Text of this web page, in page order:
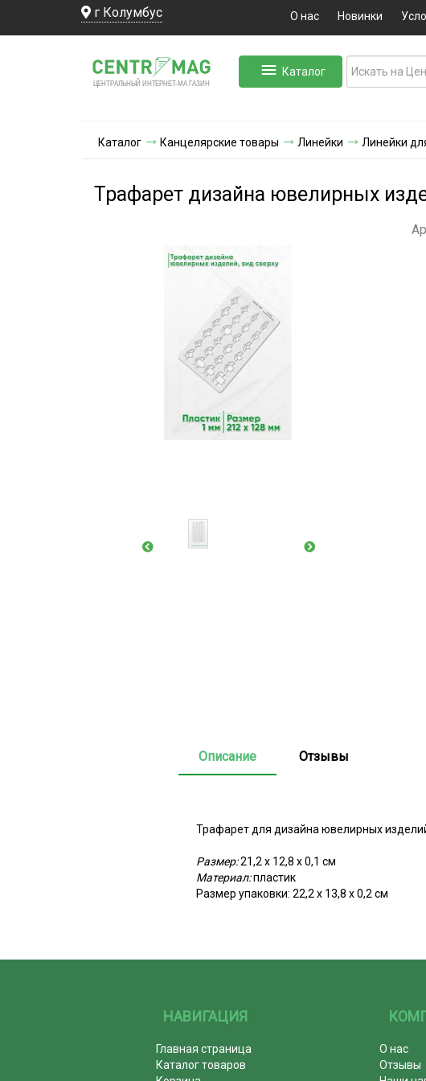
г Колумбус О нас Новинки
ЦЕНТРАЛЬНЫЙ ИНТЕРНЕТ-МА ГАЗИН
Каталог
Каталог Канцелярские товары Линейки Линейки
Трафарет дизайна ювелирных
Описание Отзывы
Трафарет для дизайна ювелирных
Размер:21,2 х 12,8 х 0,1 см
Материал:пластик
Размер упаковки: 22,2 х 13,8 х 0,2 см
НАВИГАЦИЯ
Главная страница
Каталог товаров
О нас
Отзывы